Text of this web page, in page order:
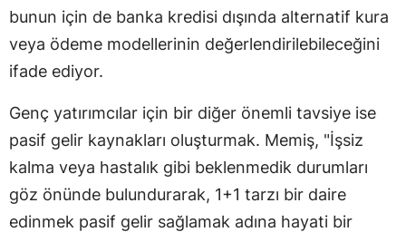
bunun için de banka kredisi dışında alternatif kura
veya ödeme modellerinin değerlendirilebileceğini
ifade ediyor.
Genç yatırımcılar için bir diğer önemli tavsiye ise
pasif gelir kaynakları oluşturmak. Memiş, "İşsiz
kalma veya hastalık gibi beklenmedik durumları
göz önünde bulundurarak, 1+1 tarzı bir daire
edinmek pasif gelir sağlamak adına hayati bir